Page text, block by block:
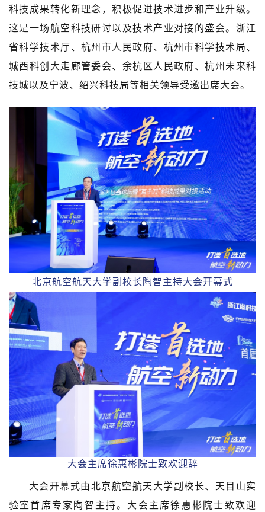
科技成果转化新理念，积极促进技术进步和产业升级。
这是一场航空科技研讨以及技术产业对接的盛会。浙江
省科学技术厅、杭州市人民政府、杭州市科学技术局、
城西科创大走廊管委会、余杭区人民政府、杭州未来科
技城以及宁波、绍兴科技局等相关领导受邀出席大会。
北京航空航天大学副校长陶智主持大会开幕式
大会主席徐惠彬院士致欢迎辞
大会开幕式由北京航空航天大学副校长、天目山实
验室首席专家陶智主持。大会主席徐惠彬院士致欢迎